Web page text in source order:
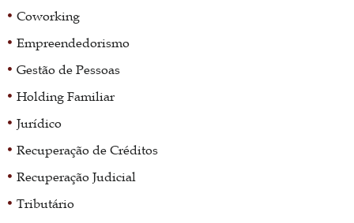
Coworking
Empreendedorismo
Gestão de Pessoas
Holding Familiar
Jurídico
Recuperação de Créditos
Recuperação Judicial
Tributário